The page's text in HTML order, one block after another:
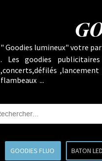
" Goodies lumineux" votre
. Les goodies
,concerts,défilés
flambeaux ...
GOODIES FLUO BATON